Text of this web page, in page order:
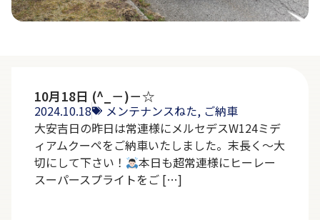
10月18日 (^_－)－☆
2024.10.18 メンテナンスねた, ご納車
大安吉日の昨日は常連様にメルセデスW124ミデ
ィアムクーペをご納車いたしました。末長く～大
切にして下さい！
本日も超常連様にヒーレー
スーパースプライトをご […]